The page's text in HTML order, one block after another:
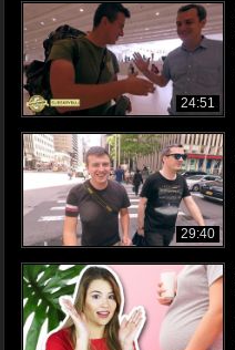
24:51
29:40